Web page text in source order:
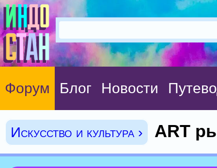
Форум Блог Новости
Искусство и культура › ART